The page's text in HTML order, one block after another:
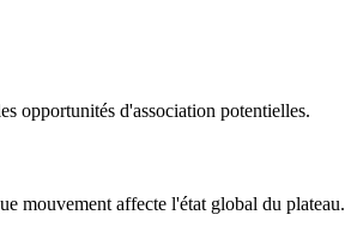
opportunités d'association potentielles.
mouvement affecte l'état global du plateau.